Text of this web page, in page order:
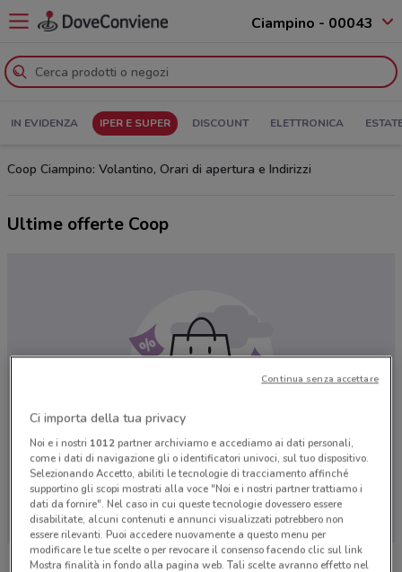
Ciampino - 00043
IN EVIDENZA IPER E SUPER DISCOUNT ELETTRONICA
Coop Ciampino: Volantino, Orari di apertura e Indirizzi
Ultime offerte Coop
Ci dispiace, al momento non abbiamo pubblicato
volantini nella tua zona. Riprova più tardi.
Ci importa della tua privacy
Noi e i nostri 1012partner archiviamo e accediamo ai dati personali,
come i dati di navigazione gli o identificatori univoci, sul tuo dispositivo.
Selezionando Accetto, abiliti le tecnologie di tracciamento affinché
supportino gli scopi mostrati alla voce "Noi e i nostri partner trattiamo i
dati da fornire". Nel caso in cui queste tecnologie dovessero essere
disabilitate, alcuni contenuti e annunci visualizzati potrebbero non
essere rilevanti. Puoi accedere nuovamente a questo menu per
modificare le tue scelte o per revocare il consenso facendo clic sul link
Mostra finalità in fondo alla pagina web. Tali scelte avranno effetto nel
Continua senza accettare